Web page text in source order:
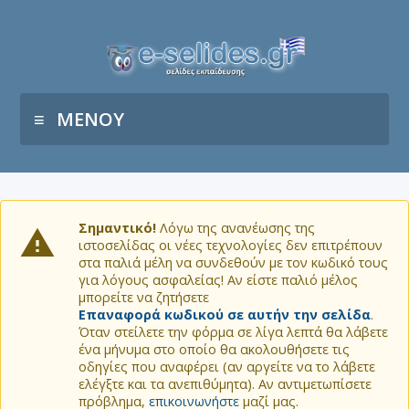
ΜΕΝΟΥ
Σημαντικό! Λόγω της ανανέωσης της
ιστοσελίδας οι νέες τεχνολογίες δεν επιτρέπουν
στα παλιά μέλη να συνδεθούν με τον κωδικό τους
για λόγους ασφαλείας! Αν είστε παλιό μέλος
μπορείτε να ζητήσετε
Επαναφορά κωδικού σε αυτήν την σελίδα.
Όταν στείλετε την φόρμα σε λίγα λεπτά θα λάβετε
ένα μήνυμα στο οποίο θα ακολουθήσετε τις
οδηγίες που αναφέρει (αν αργείτε να το λάβετε
ελέγξτε και τα ανεπιθύμητα). Αν αντιμετωπίσετε
πρόβλημα, επικοινωνήστε μαζί μας.